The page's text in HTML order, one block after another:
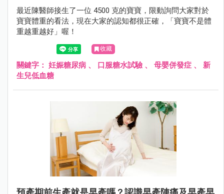
最近陳醫師接生了一位 4500 克的寶寶，限動詢問大家對於
寶寶體重的看法，現在大家的認知都很正確，「寶寶不是體
重越重越好」喔！
收藏
關鍵字： 妊娠糖尿病 、 口服糖水試驗、 母嬰併發症 、 新
生兒低血糖